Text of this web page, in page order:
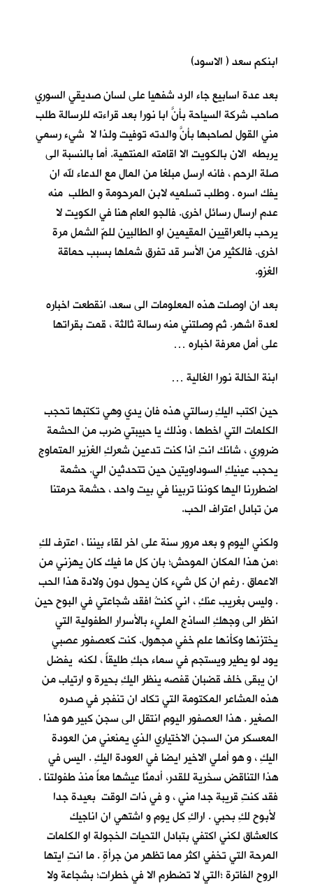
ابنكم سعد ( الاسود)
بعد عدة اسابيع جاء الرد شفهيا على لسان صديقي السوري
صاحب شركة السياحة بأنَّ ابا نورا بعد قراءته للرسالة طلب
مني القول لصاحبها بأنَّ والدته توفيت ولذا لا شيء رسمي
يربطه الان بالكويت الا اقامته المنتهية. أما بالنسبة الى
صلة الرحم ، فانه ارسل مبلغا من المال مع الدعاء لله ان
يفك اسره . وطلب تسلميه لابن المرحومة و الطلب منه
عدم ارسال رسائل اخرى. فالجو العام هنا في الكويت لا
يرحب بالعراقيين المقيمين او الطالبين للمّ الشمل مرة
اخرى. فالكثير من الأسر قد تفرق شملها بسبب حماقة
الغزو.
بعد ان اوصلت هذه المعلومات الى سعد، انقطعت اخباره
لعدة اشهر. ثم وصلتني منه رسالة ثالثة ، قمت بقراتها
على أمل معرفة اخباره …
ابنة الخالة نورا الغالية …
حين اكتب اليكِ رسالتي هذه فان يدي وهي تكتبها تحجب
الكلمات التي اخطها ، وذلك يا حبيبتي ضرب من الحشمة
ضروري ، شانك انتِ اذا كنت تدعين شعركِ الغزير المتماوج
يحجب عينيكِ السوداويتين حين تتحدثين الي. حشمة
اضطررنا اليها كوننا تربينا في بيت واحد ، حشمة حرمتنا
من تبادل اعتراف الحب.
ولكني اليوم و بعد مرور سنة على اخر لقاء بيننا ، اعترف لكِ
؛من هذا المكان الموحش؛ بان كل ما فيك كان يهزني من
الاعماق . رغم ان كل شيء كان يحول دون ولادة هذا الحب
. وليس بغريب عنكِ ، اني كنتُ افقد شجاعتي في البوح حين
انظر الى وجهكِ الساذج المليء بالأسرار الطفولية التي
يختزنها وكأنها علم خفي مجهول. كنت كعصفور عصبي
يود لو يطير ويستجم في سماء حبكِ طليقاً ، لكنه يفضل
ان يبقى خلف قضبان قفصه ينظر اليكِ بحيرة و ارتياب من
هذه المشاعر المكتومة التي تكاد ان تنفجر في صدره
الصغير . هذا العصفور اليوم انتقل الى سجن كبير هو هذا
المعسكر من السجن الاختياري الذي يمنعني من العودة
اليكِ ، و هو أملي الاخير ايضا في العودة اليكِ . اليس في
هذا التناقض سخرية للقدر، أدمنَّا عيشها معاً منذ طفولتنا .
فقد كنتِ قريبة جدا مني ، و في ذات الوقت بعيدة جدا
لأبوح لكِ بحبي . اراكِ كل يوم و اشتهي ان اناجيك
كالعشاق لكني اكتفي بتبادل التحيات الخجولة او الكلمات
المرحة التي تخفي اكثر مما تظهر من جرأةٍ . ما انتِ ايتها
الروح الفاترة ؛التي لا تضطرم الا في خطرات؛ بشجاعة ولا